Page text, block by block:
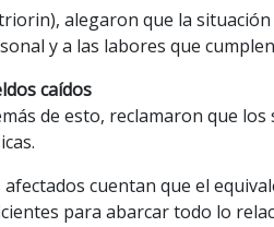
alegaron que la
y a las labores que
caídos
de esto, reclamaron que
afectados cuentan que el
para abarcar todo lo